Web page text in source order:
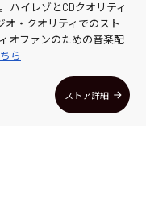
ハイレゾとCDクオリティ
オ・クオリティでのスト
オファンのための音楽配
ら
ストア詳細